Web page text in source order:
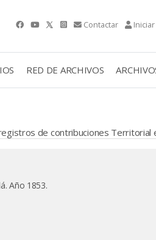
Contactar
RED DE ARCHIVOS
de contribuciones Territorial
Año 1853.